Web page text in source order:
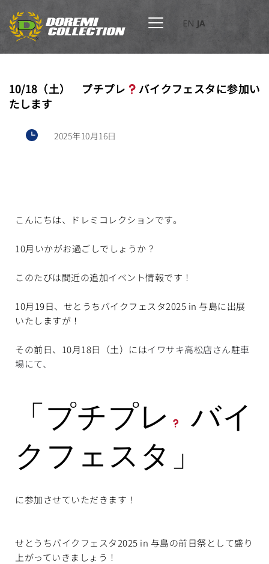
EN JA
10/18（土） プチプレ
バイクフェスタに参加い
たします
2025年10月16日
こんにちは、ドレミコレクションです。
10月いかがお過ごしでしょうか？
このたびは間近の追加イベント情報です！
10月19日、せとうちバイクフェスタ2025 in 与島に出展
いたしますが！
その前日、10月18日（土）にはイワサキ高松店さん駐車
場にて、
「プチプレ
バイ
クフェスタ」
に参加させていただきます！
せとうちバイクフェスタ2025 in 与島の前日祭として盛り
上がっていきましょう！